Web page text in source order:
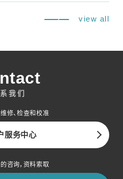
view all
我们
修、检查和校准
服务中心
咨询，资料索取